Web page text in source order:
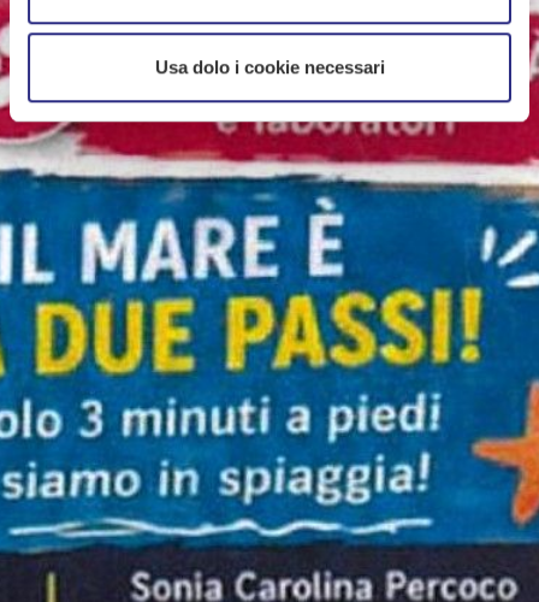
Usa dolo i cookie necessari